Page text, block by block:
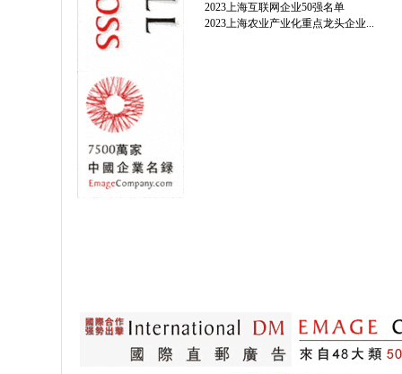
2023上海互联网企业50强名单
2023上海农业产业化重点龙头企业...